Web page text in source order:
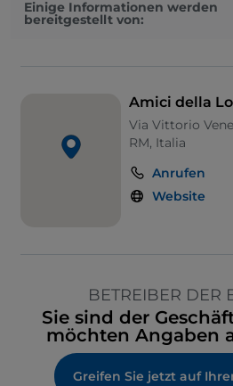
Einige Informationen werden
bereitgestellt von:
Amici della
Via Vittorio
RM, Italia
Anrufen
Website
BETREIBER DER
Sie sind der
möchten Angaben